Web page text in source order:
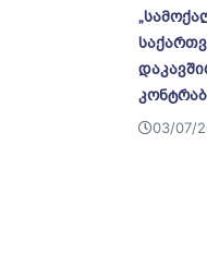
03/07/